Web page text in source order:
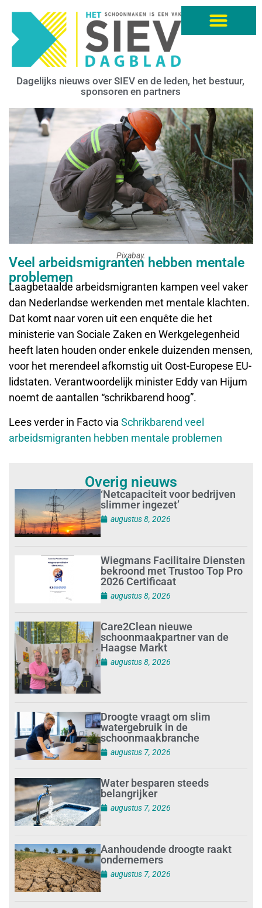
Dagelijks nieuws over SIEV en de leden, het bestuur,
sponsoren en partners
Pixabay.
Veel arbeidsmigranten hebben mentale
problemen
Laagbetaalde arbeidsmigranten kampen veel vaker
dan Nederlandse werkenden met mentale klachten.
Dat komt naar voren uit een enquête die het
ministerie van Sociale Zaken en Werkgelegenheid
heeft laten houden onder enkele duizenden mensen,
voor het merendeel afkomstig uit Oost-Europese EU-
lidstaten. Verantwoordelijk minister Eddy van Hijum
noemt de aantallen “schrikbarend hoog”.
Lees verder in Facto via Schrikbarend veel
arbeidsmigranten hebben mentale problemen
Overig nieuws
‘Netcapaciteit voor bedrijven
slimmer ingezet’
augustus 8, 2026
Wiegmans Facilitaire Diensten
bekroond met Trustoo Top Pro
2026 Certificaat
augustus 8, 2026
Care2Clean nieuwe
schoonmaakpartner van de
Haagse Markt
augustus 8, 2026
Droogte vraagt om slim
watergebruik in de
schoonmaakbranche
augustus 7, 2026
Water besparen steeds
belangrijker
augustus 7, 2026
Aanhoudende droogte raakt
ondernemers
augustus 7, 2026